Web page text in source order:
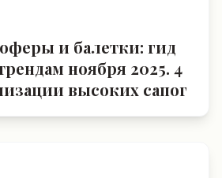
и балетки: гид
ноября 2025. 4
высоких сапог